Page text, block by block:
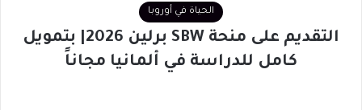
الحياة في أوروبا
التقديم على منحة SBW برلين 2026| بتمويل
كامل للدراسة في ألمانيا مجاناً